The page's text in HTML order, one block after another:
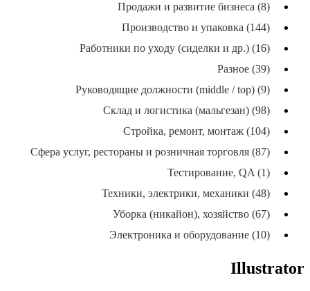
Продажи и развитие бизнеса (8)
Производство и упаковка (144)
Работники по уходу (сиделки и др.) (16)
Разное (39)
Руководящие должности (middle / top) (9)
Склад и логистика (мальгезан) (98)
Стройка, ремонт, монтаж (104)
Сфера услуг, рестораны и розничная торговля (87)
Тестирование, QA (1)
Техники, электрики, механики (48)
Уборка (никайон), хозяйство (67)
Электроника и оборудование (10)
Illustrator